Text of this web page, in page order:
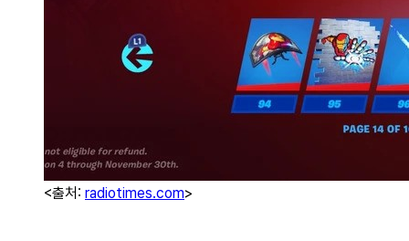
<출처: radiotimes.com>